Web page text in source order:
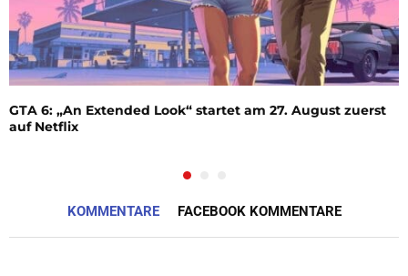
GTA 6: „An Extended Look“ startet am 27. August zuerst
auf Netflix
KOMMENTARE FACEBOOK KOMMENTARE